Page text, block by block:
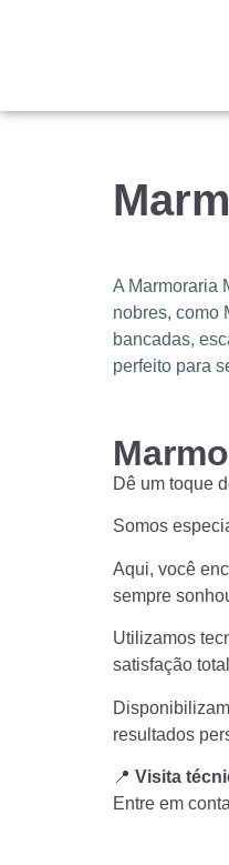
A Marmoraria
nobres, como
bancadas,
perfeito para
Dê um toque
Somos
Aqui, você
sempre
Utilizamos
satisfação
resultados
📍 Visita
Entre em